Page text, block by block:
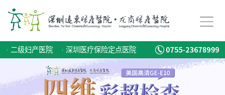
· 二级妇产医院 · 深圳医疗保险定点医院